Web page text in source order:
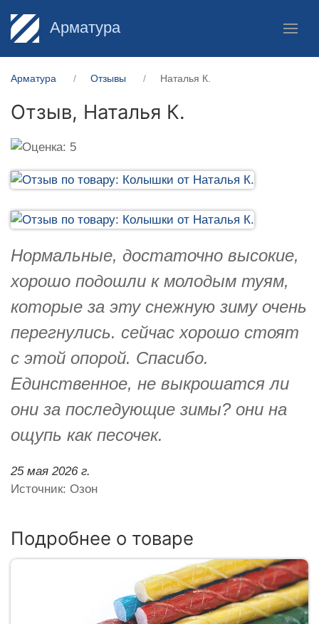
Арматура
Арматура Отзывы Наталья К.
Отзыв, Наталья К.
Нормальные, достаточно высокие,
хорошо подошли к молодым туям,
которые за эту снежную зиму очень
перегнулись. сейчас хорошо стоят
с этой опорой. Спасибо.
Единственное, не выкрошатся ли
они за последующие зимы? они на
ощупь как песочек.
25 мая 2026 г.
Источник: Озон
Подробнее о товаре